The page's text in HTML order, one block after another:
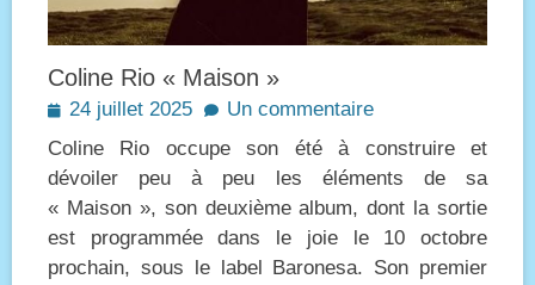
Coline Rio « Maison »
Posted
24 juillet 2025
Un commentaire
Coline Rio occupe son été à construire et
dévoiler peu à peu les éléments de sa
« Maison », son deuxième album, dont la sortie
est programmée dans le joie le 10 octobre
prochain, sous le label Baronesa. Son premier